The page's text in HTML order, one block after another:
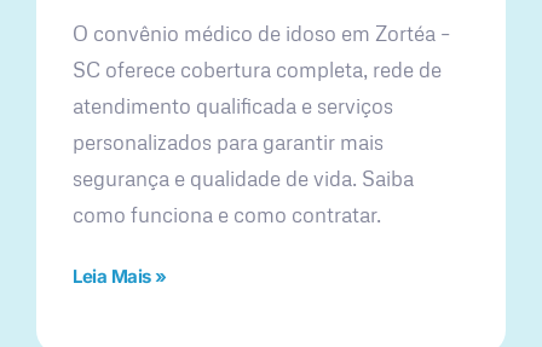
O convênio médico de idoso em Zortéa –
SC oferece cobertura completa, rede de
atendimento qualificada e serviços
personalizados para garantir mais
segurança e qualidade de vida. Saiba
como funciona e como contratar.
Leia Mais »